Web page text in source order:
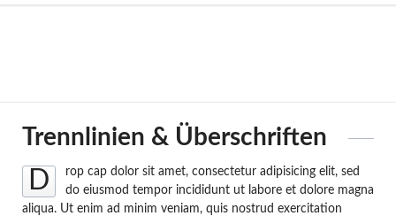
Trennlinien & Überschriften
D
rop cap dolor sit amet, consectetur adipisicing elit, sed
do eiusmod tempor incididunt ut labore et dolore magna
aliqua. Ut enim ad minim veniam, quis nostrud exercitation